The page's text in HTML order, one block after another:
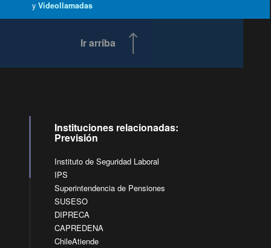
yVideollamadas
Ir arriba
Instituciones relacionadas:
Previsión
Instituto de Seguridad Laboral
IPS
Superintendencia de Pensiones
SUSESO
DIPRECA
CAPREDENA
ChileAtiende